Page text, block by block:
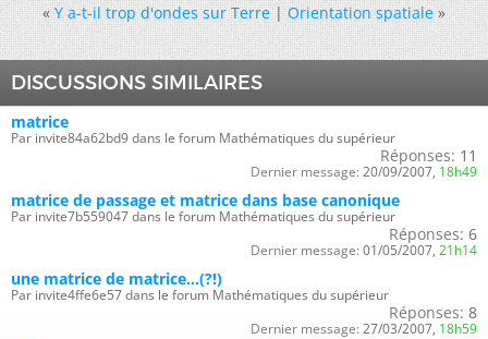
« Y a-t-il trop d'ondes sur Terre|Orientation spatiale »
DISCUSSIONS SIMILAIRES
matrice
Par invite84a62bd9 dans le forum Mathématiques du supérieur
Réponses: 11
Dernier message: 20/09/2007, 18h49
matrice de passage et matrice dans base canonique
Par invite7b559047 dans le forum Mathématiques du supérieur
Réponses: 6
Dernier message: 01/05/2007, 21h14
une matrice de matrice...(?!)
Par invite4ffe6e57 dans le forum Mathématiques du supérieur
Réponses: 8
Dernier message: 27/03/2007, 18h59